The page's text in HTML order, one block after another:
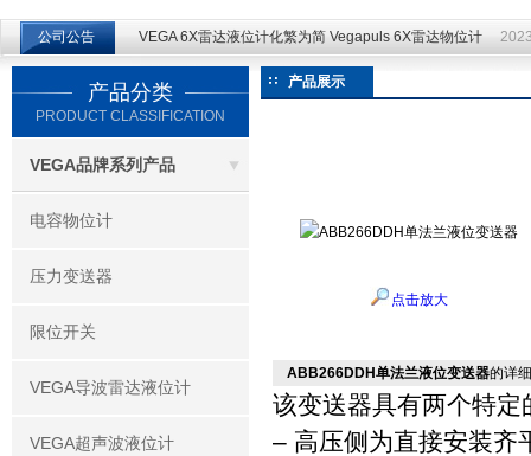
公司公告 VEGA 6X雷达液位计化繁为简 Vegapuls 6X雷达物位计
产品分类
PRODUCT CLASSIFICATION
VEGA品牌系列产品
电容物位计
压力变送器
限位开关
VEGA导波雷达液位计
VEGA超声波液位计
产品展示
点击放大
ABB266DDH单法兰液位变送器的详
该变送器具有两个特定
– 高压侧为直接安装齐